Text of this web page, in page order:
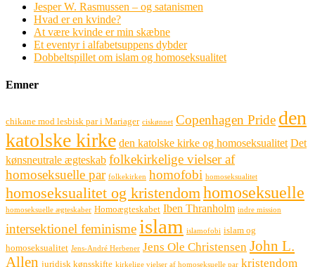
Jesper W. Rasmussen – og satanismen
Hvad er en kvinde?
At være kvinde er min skæbne
Et eventyr i alfabetsuppens dybder
Dobbeltspillet om islam og homoseksualitet
Emner
chikane mod lesbisk par i Mariager ciskønnet Copenhagen Pride den
katolske kirke den katolske kirke og homoseksualitet Det
kønsneutrale ægteskab folkekirkelige vielser af
homoseksuelle par folkekirken homofobi homoseksualitet
homoseksualitet og kristendom homoseksuelle
homoseksuelle ægteskaber Homoægteskabet Iben Thranholm indre mission
intersektionel feminisme islam islamofobi islam og
homoseksualitet Jens-André Herbener Jens Ole Christensen John L.
Allen juridisk kønsskifte kirkelige vielser af homoseksuelle par kristendom